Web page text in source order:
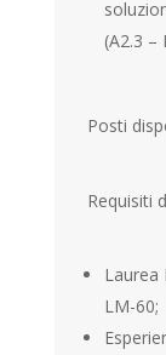
(A2.3 –
Posti
Requisiti
Laurea
LM-60;